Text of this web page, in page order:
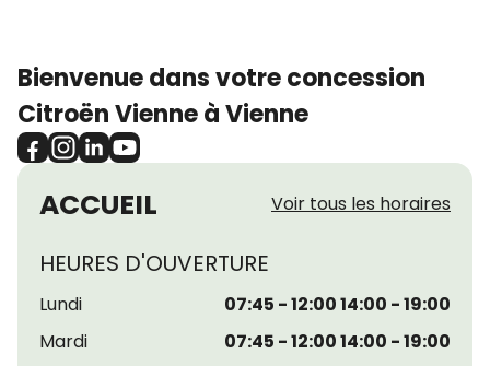
Bienvenue dans votre concession
Citroën Vienne à Vienne
ACCUEIL Voir tous les horaires
HEURES D'OUVERTURE
Lundi
07:45 - 12:00 14:00 - 19:00
Mardi
07:45 - 12:00 14:00 - 19:00